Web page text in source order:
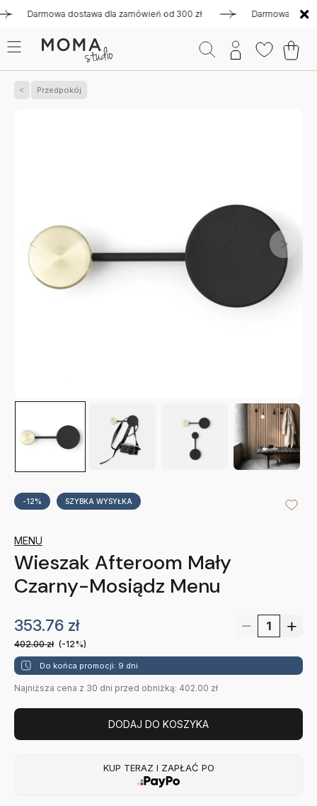
Darmowa dostawa dla zamówień od 300 zł Darmowa dostawa
Przedpokój
-12% SZYBKA WYSYŁKA
MENU
Wieszak Afteroom Mały
Czarny-Mosiądz Menu
353.76 zł
402.00zł (-12%)
Do końca promocji: 9 dni
Najniższa cena z 30 dni przed obniżką: 402.00 zł
DODAJ DO KOSZYKA
KUP TERAZ I ZAPŁAĆ PO